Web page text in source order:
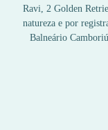
Ravi, 2 Golden
natureza e por
Balneário